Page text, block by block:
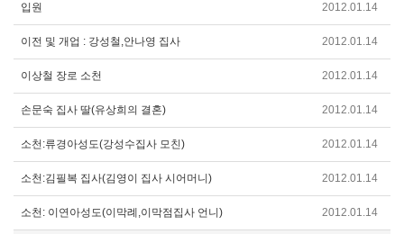
입원 2012.01.14
이전 및 개업 : 강성철,안나영 집사 2012.01.14
이상철 장로 소천 2012.01.14
손문숙 집사 딸(유상희의 결혼) 2012.01.14
소천:류경아성도(강성수집사 모친) 2012.01.14
소천:김필복 집사(김영이 집사 시어머니) 2012.01.14
소천: 이연아성도(이막례,이막점집사 언니) 2012.01.14